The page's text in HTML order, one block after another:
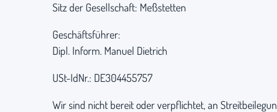
Sitz der Gesellschaft: Meßstetten
Geschäftsführer:
Dipl. Inform. Manuel Dietrich
USt-IdNr.: DE304455757
Wir sind nicht bereit oder verpflichtet, an